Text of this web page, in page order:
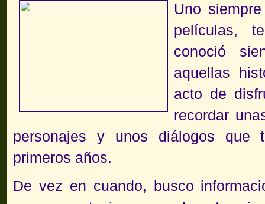
Uno
películas,
conoció
aquellas
acto de
recordar
personajes y unos diálogos que
primeros años.
De vez en cuando, busco